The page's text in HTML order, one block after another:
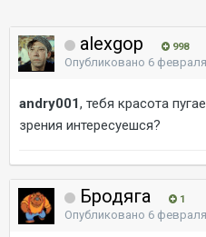
alexgop 998
Опубликовано 6
andry001, тебя красота
зрения интересуешся?
Бродяга 1
Опубликовано 6